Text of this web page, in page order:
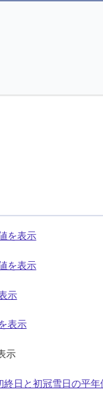
を表示
を表示
示
表示
示
終日と初冠雪日の平年